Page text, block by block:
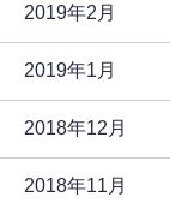
2019年2月
2019年1月
2018年12月
2018年11月